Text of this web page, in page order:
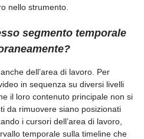
nello strumento.
segmento temporale
dell’area di lavoro. Per
in sequenza su diversi livelli
il loro contenuto principale non si
da rimuovere siano posizionati
i cursori dell’area di lavoro,
temporale sulla timeline che